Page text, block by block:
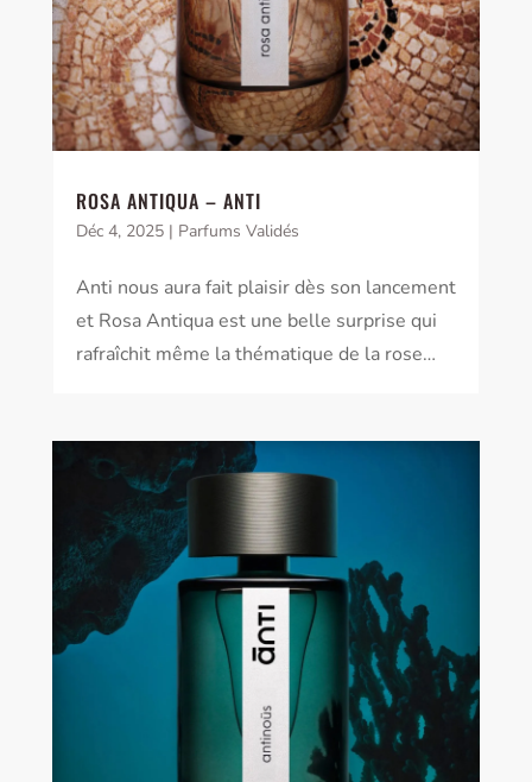
ROSA ANTIQUA – ANTI
Déc 4, 2025| Parfums Validés
Anti nous aura fait plaisir dès son lancement
et Rosa Antiqua est une belle surprise qui
rafraîchit même la thématique de la rose…